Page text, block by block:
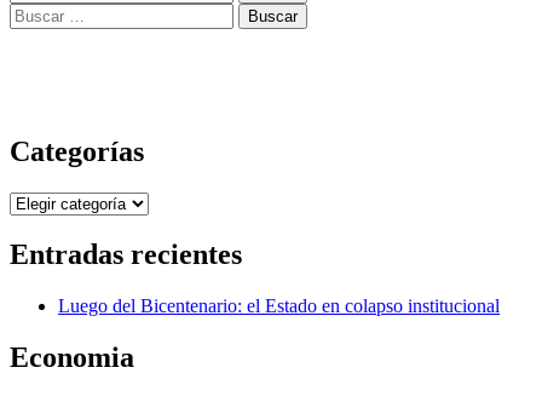
Buscar:
Categorías
Categorías
Entradas recientes
Luego del Bicentenario: el Estado en colapso institucional
Economia